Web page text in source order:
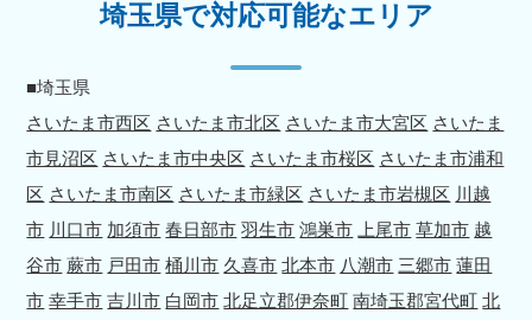
埼玉県で対応可能なエリア
■埼玉県
さいたま市西区 さいたま市北区 さいたま市大宮区 さいたま
市見沼区 さいたま市中央区 さいたま市桜区 さいたま市浦和
区 さいたま市南区 さいたま市緑区 さいたま市岩槻区 川越
市 川口市 加須市 春日部市 羽生市 鴻巣市 上尾市 草加市 越
谷市 蕨市 戸田市 桶川市 久喜市 北本市 八潮市 三郷市 蓮田
市 幸手市 吉川市 白岡市 北足立郡伊奈町 南埼玉郡宮代町 北